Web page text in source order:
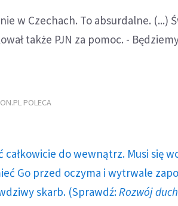
w Czechach. To absurdalne. (...)
także PJN za pomoc. -
POLECA
całkowicie do wewnątrz. Musi się
Go przed oczyma i wytrwale
skarb. (Sprawdź: Rozwój